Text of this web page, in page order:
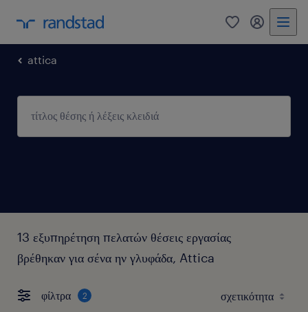
0 my
attica
13 εξυπηρέτηση πελατών θέσεις εργασίας
βρέθηκαν για σένα ην γλυφάδα, Attica
φίλτρα 2